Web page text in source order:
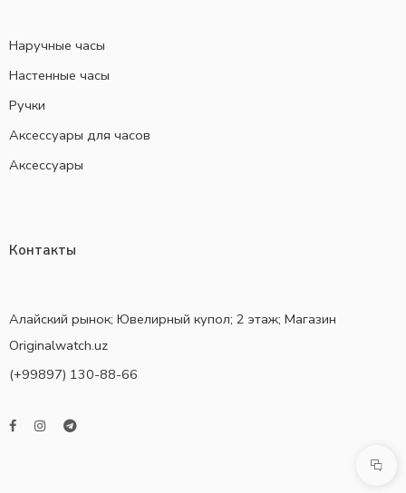
Наручные часы
Настенные часы
Ручки
Аксессуары для часов
Аксессуары
Контакты
Алайский рынок; Ювелирный купол; 2 этаж; Магазин
Originalwatch.uz
(+99897) 130-88-66